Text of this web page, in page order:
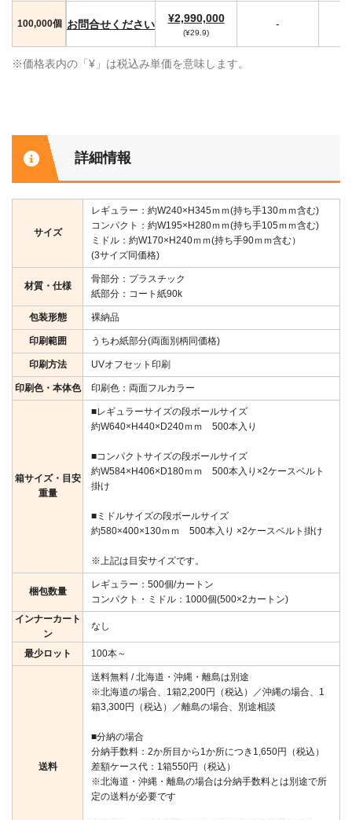
100,000個 お問合せください ¥2,990,000
(¥29.9)
-
※価格表内の「¥」は税込み単価を意味します。
詳細情報
サイズ
レギュラー：約W240×H345ｍｍ(持ち手130ｍｍ含む)
コンパクト：約W195×H280ｍｍ(持ち手105ｍｍ含む)
ミドル：約W170×H240ｍｍ(持ち手90ｍｍ含む）
(3サイズ同価格)
材質・仕様
骨部分：プラスチック
紙部分：コート紙90k
包装形態 裸納品
印刷範囲 うちわ紙部分(両面別柄同価格)
印刷方法 UVオフセット印刷
印刷色・本体色 印刷色：両面フルカラー
箱サイズ・目安
重量
■レギュラーサイズの段ボールサイズ
約W640×H440×D240ｍｍ 500本入り
■コンパクトサイズの段ボールサイズ
約W584×H406×D180ｍｍ 500本入り×2ケースベルト
掛け
■ミドルサイズの段ボールサイズ
約580×400×130ｍｍ 500本入り ×2ケースベルト掛け
※上記は目安サイズです。
梱包数量
レギュラー：500個/カートン
コンパクト・ミドル：1000個(500×2カートン)
インナーカート
ン
なし
最少ロット 100本～
送料
送料無料 / 北海道・沖縄・離島は別途
※北海道の場合、1箱2,200円（税込）／沖縄の場合、1
箱3,300円（税込）／離島の場合、別途相談
■分納の場合
分納手数料：2か所目から1か所につき1,650円（税込）
差額ケース代：1箱550円（税込）
※北海道・沖縄・離島の場合は分納手数料とは別途で所
定の送料が必要です